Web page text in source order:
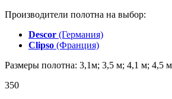
Производители полотна на выбор:
Descor (Германия)
Clipso (Франция)
Размеры полотна: 3,1м; 3,5 м; 4,1 м; 4,5
350